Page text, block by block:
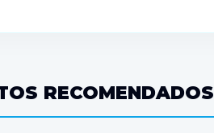
RECOMENDADOS